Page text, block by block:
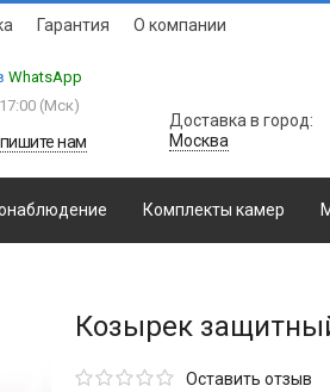
Гарантия О компании
WhatsApp
(Мcк)
нам
Доставка в город:
Москва
Комплекты камер
Козырек
Оставить отзыв